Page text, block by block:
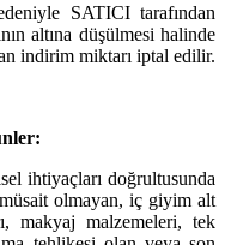
SATICI tarafından
altına düşülmesi halinde
indirim miktarı iptal edilir.
ihtiyaçları doğrultusunda
olmayan, iç giyim alt
makyaj malzemeleri, tek